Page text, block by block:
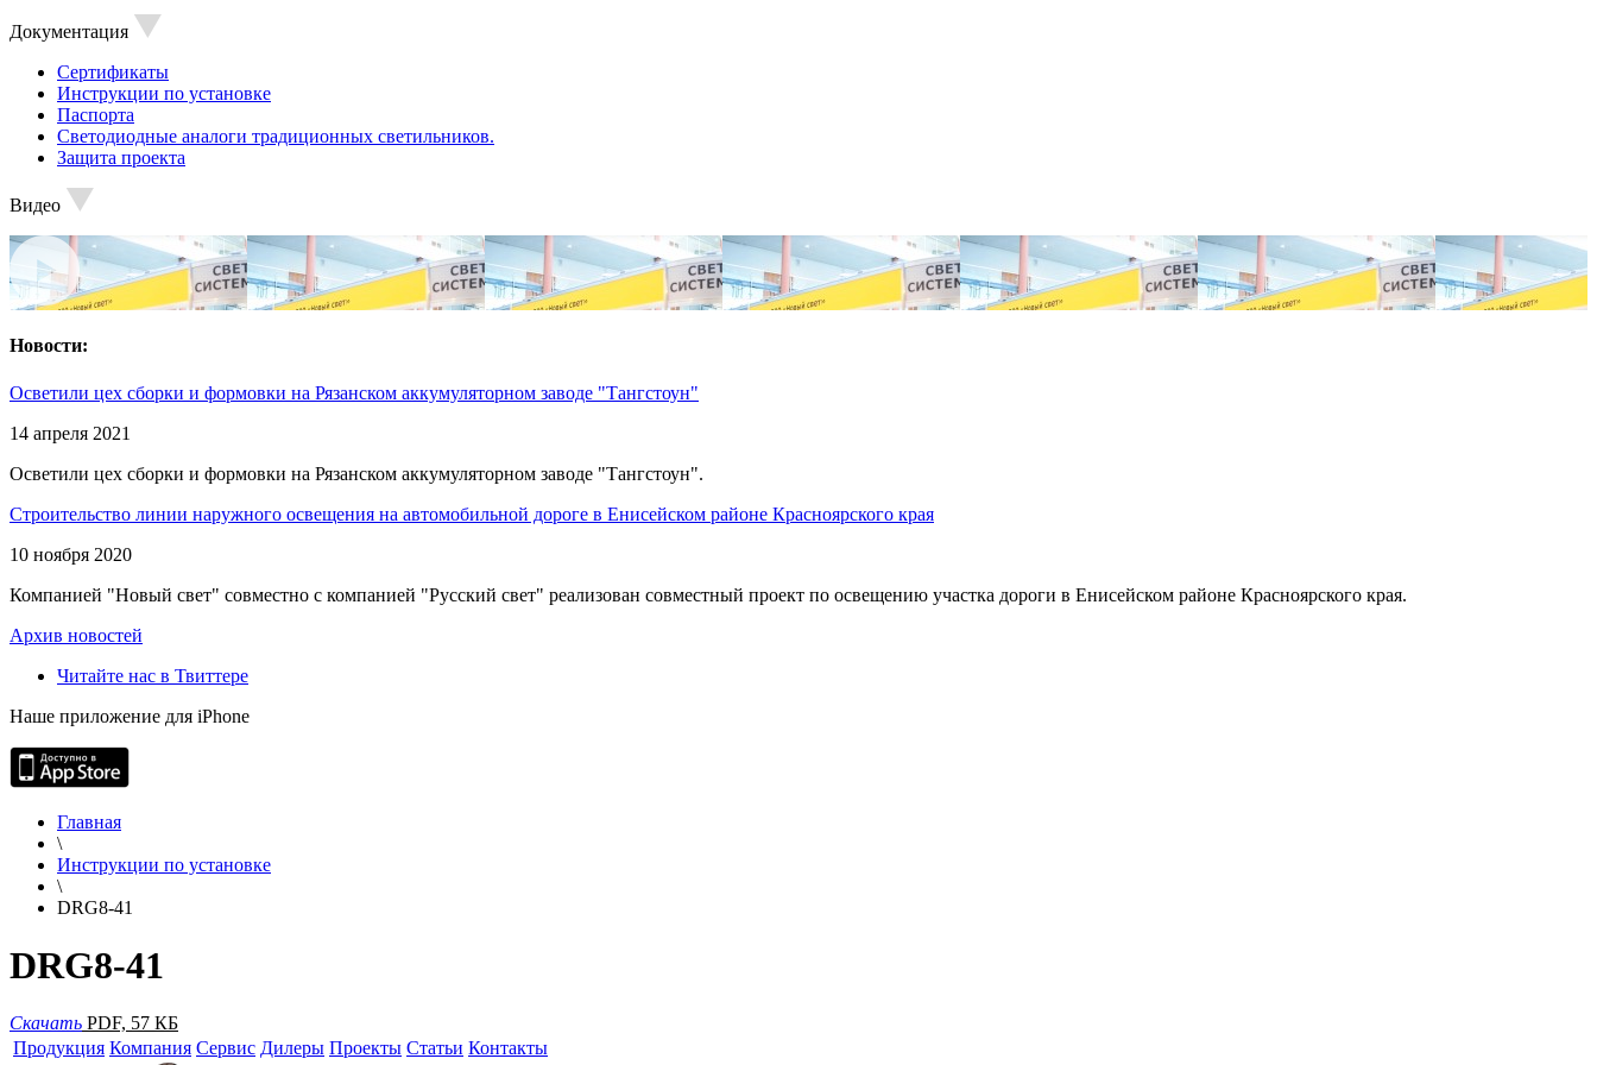
Документация
Сертификаты
Инструкции по установке
Паспорта
Светодиодные аналоги традиционных светильников.
Защита проекта
Видео
Новости:
Осветили цех сборки и формовки на Рязанском аккумуляторном заводе "Тангстоун"
14 апреля 2021
Осветили цех сборки и формовки на Рязанском аккумуляторном заводе "Тангстоун".
Строительство линии наружного освещения на автомобильной дороге в Енисейском районе Красноярского края
10 ноября 2020
Компанией "Новый свет" совместно с компанией "Русский свет" реализован совместный проект по освещению участка дороги в Енисейском районе Красноярского края.
Архив новостей
Читайте нас в Твиттере
Наше приложение для iPhone
Главная
\
Инструкции по установке
\
DRG8-41
DRG8-41
Скачать PDF, 57 КБ
Продукция Компания Сервис Дилеры Проекты Статьи Контакты